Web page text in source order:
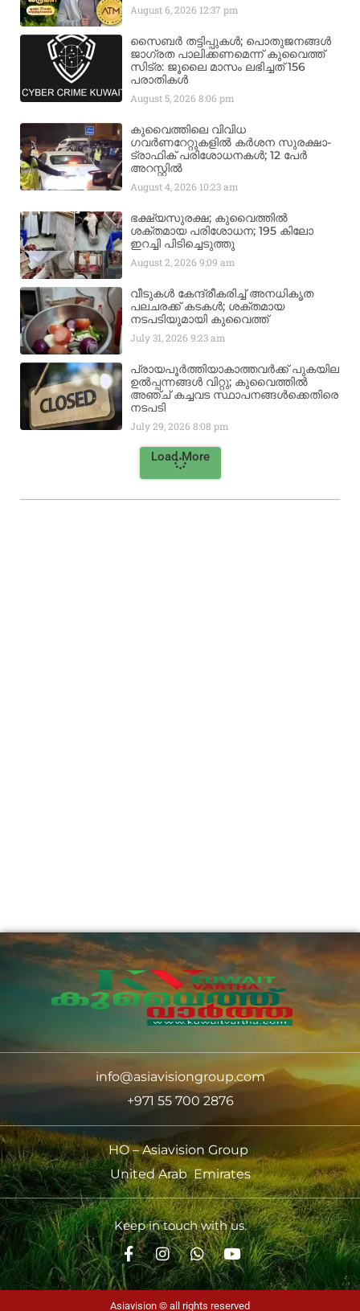
August 6, 2026 12:37 pm
സൈബർ തട്ടിപ്പുകൾ; പൊതുജനങ്ങൾ
ജാഗ്രത പാലിക്കണമെന്ന് കുവൈത്ത്
സിട്ര: ജൂലൈ മാസം ലഭിച്ചത് 156
പരാതികൾ
August 5, 20268:06 pm
കുവൈത്തിലെ വിവിധ
ഗവർണറേറ്റുകളിൽ കർശന സുരക്ഷാ-
ട്രാഫിക് പരിശോധനകൾ; 12 പേർ
അറസ്റ്റിൽ
August 4, 2026 10:23 am
ഭക്ഷ്യസുരക്ഷ; കുവൈത്തിൽ
ശക്തമായ പരിശോധന; 195 കിലോ
ഇറച്ചി പിടിച്ചെടുത്തു
August 2, 20269:09 am
വീടുകൾ കേന്ദ്രീകരിച്ച് അനധികൃത
പലചരക്ക് കടകൾ; ശക്തമായ
നടപടിയുമായി കുവൈത്ത്
July 31, 20269:23 am
പ്രായപൂർത്തിയാകാത്തവർക്ക് പുകയില
ഉൽപ്പന്നങ്ങൾ വിറ്റു; കുവൈത്തിൽ
അഞ്ച് കച്ചവട സ്ഥാപനങ്ങൾക്കെതിരെ
നടപടി
July 29, 20268:08 pm
Load More
info@asiavisiongroup.com
+971 55 700 2876
HO – Asiavision Group
United Arab Emirates
Keep in touch with us.
Asiavision © all rights reserved